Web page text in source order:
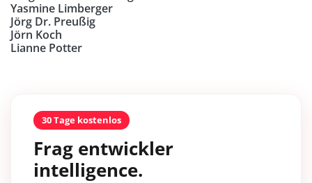
Yasmine Limberger
Jörg Dr. Preußig
Jörn Koch
Lianne Potter
30 Tage kostenlos
Frag entwickler
intelligence.